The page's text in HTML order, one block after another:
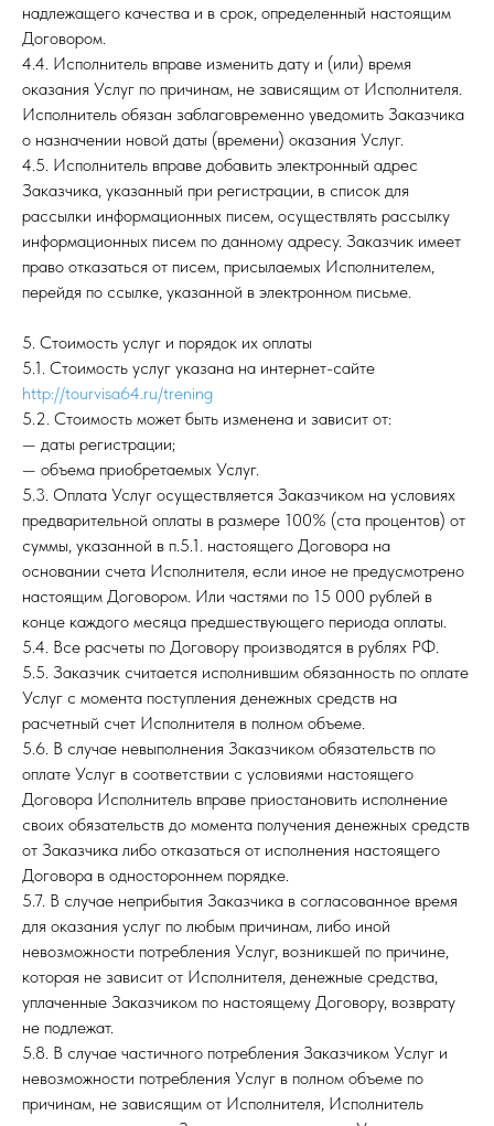
надлежащего качества и в срок, определенный настоящим
Договором.
4.4. Исполнитель вправе изменить дату и (или) время
оказания Услуг по причинам, не зависящим от Исполнителя.
Исполнитель обязан заблаговременно уведомить Заказчика
о назначении новой даты (времени) оказания Услуг.
4.5. Исполнитель вправе добавить электронный адрес
Заказчика, указанный при регистрации, в список для
рассылки информационных писем, осуществлять рассылку
информационных писем по данному адресу. Заказчик имеет
право отказаться от писем, присылаемых Исполнителем,
перейдя по ссылке, указанной в электронном письме.
5. Стоимость услуг и порядок их оплаты
5.1. Стоимость услуг указана на интернет-сайте
http://tourvisa64.ru/trening
5.2. Стоимость может быть изменена и зависит от:
— даты регистрации;
— объема приобретаемых Услуг.
5.3. Оплата Услуг осуществляется Заказчиком на условиях
предварительной оплаты в размере 100% (ста процентов) от
суммы, указанной в п.5.1. настоящего Договора на
основании счета Исполнителя, если иное не предусмотрено
настоящим Договором. Или частями по 15 000 рублей в
конце каждого месяца предшествующего периода оплаты.
5.4. Все расчеты по Договору производятся в рублях РФ.
5.5. Заказчик считается исполнившим обязанность по оплате
Услуг с момента поступления денежных средств на
расчетный счет Исполнителя в полном объеме.
5.6. В случае невыполнения Заказчиком обязательств по
оплате Услуг в соответствии с условиями настоящего
Договора Исполнитель вправе приостановить исполнение
своих обязательств до момента получения денежных средств
от Заказчика либо отказаться от исполнения настоящего
Договора в одностороннем порядке.
5.7. В случае неприбытия Заказчика в согласованное время
для оказания услуг по любым причинам, либо иной
невозможности потребления Услуг, возникшей по причине,
которая не зависит от Исполнителя, денежные средства,
уплаченные Заказчиком по настоящему Договору, возврату
не подлежат.
5.8. В случае частичного потребления Заказчиком Услуг и
невозможности потребления Услуг в полном объеме по
причинам, не зависящим от Исполнителя, Исполнитель